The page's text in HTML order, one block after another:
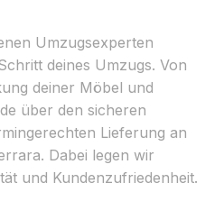
Umzugsexperten
deines Umzugs. Von
deiner Möbel und
über den sicheren
Lieferung an
Dabei legen wir
und Kundenzufriedenheit.